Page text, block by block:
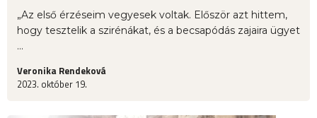
„Az első érzéseim vegyesek voltak. Először azt hittem,
hogy tesztelik a szirénákat, és a becsapódás zajaira ügyet
...
Veronika Rendeková
2023. október 19.